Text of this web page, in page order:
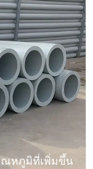
ณหภูมิที่เพิ่มขึ้น